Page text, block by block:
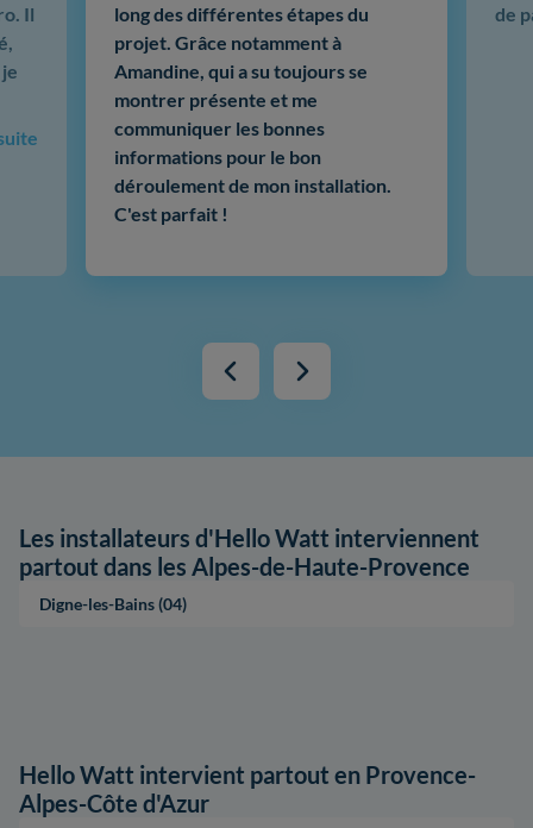
long des différentes étapes du
projet. Grâce notamment à
Amandine, qui a su toujours se
montrer présente et me
communiquer les bonnes
informations pour le bon
déroulement de mon installation.
C'est parfait !
de
Il
Les installateurs d'Hello Watt interviennent
partout dans les Alpes-de-Haute-Provence
Digne-les-Bains (04)
Hello Watt intervient partout en Provence-
Alpes-Côte d'Azur